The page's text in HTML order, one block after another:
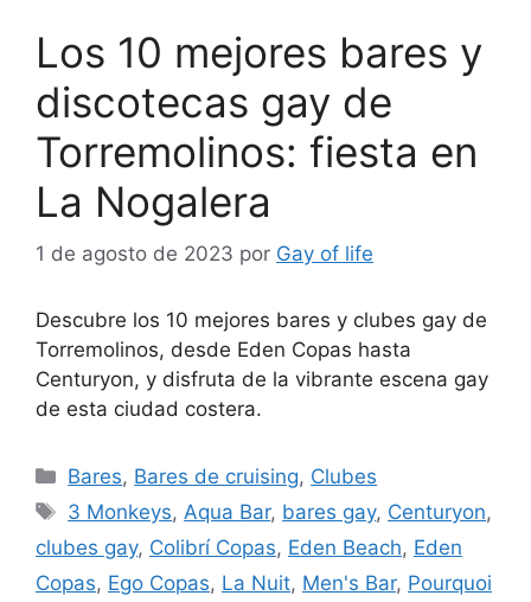
Los 10 mejores bares y
discotecas gay de
Torremolinos: fiesta en
La Nogalera
1 de agosto de 2023 por Gay of life
Descubre los 10 mejores bares y clubes gay de
Torremolinos, desde Eden Copas hasta
Centuryon, y disfruta de la vibrante escena gay
de esta ciudad costera.
Categorías
Bares, Bares de cruising, Clubes
Etiquetas
3 Monkeys, Aqua Bar, bares gay, Centuryon,
clubes gay, Colibrí Copas, Eden Beach, Eden
Copas, Ego Copas, La Nuit, Men's Bar, Pourquoi